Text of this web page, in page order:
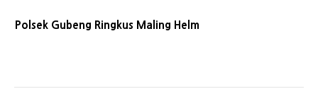
Polsek Gubeng Ringkus Maling Helm